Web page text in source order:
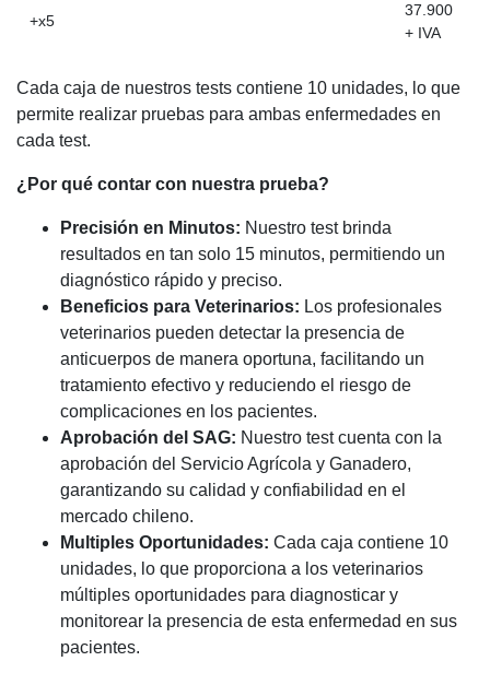
+x5
37.900
+ IVA
Cada caja de nuestros tests contiene 10 unidades, lo que
permite realizar pruebas para ambas enfermedades en
cada test.
¿Por qué contar con nuestra prueba?
Precisión en Minutos: Nuestro test brinda
resultados en tan solo 15 minutos, permitiendo un
diagnóstico rápido y preciso.
Beneficios para Veterinarios: Los profesionales
veterinarios pueden detectar la presencia de
anticuerpos de manera oportuna, facilitando un
tratamiento efectivo y reduciendo el riesgo de
complicaciones en los pacientes.
Aprobación del SAG: Nuestro test cuenta con la
aprobación del Servicio Agrícola y Ganadero,
garantizando su calidad y confiabilidad en el
mercado chileno.
Multiples Oportunidades: Cada caja contiene 10
unidades, lo que proporciona a los veterinarios
múltiples oportunidades para diagnosticar y
monitorear la presencia de esta enfermedad en sus
pacientes.